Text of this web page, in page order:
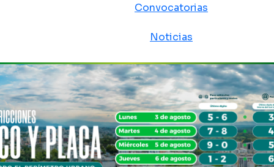
Convocatorias
Noticias